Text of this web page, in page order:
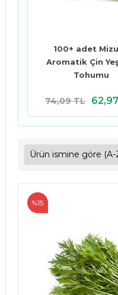
100+ adet
Aromatik Çin
Tohumu
74,09 TL
%15